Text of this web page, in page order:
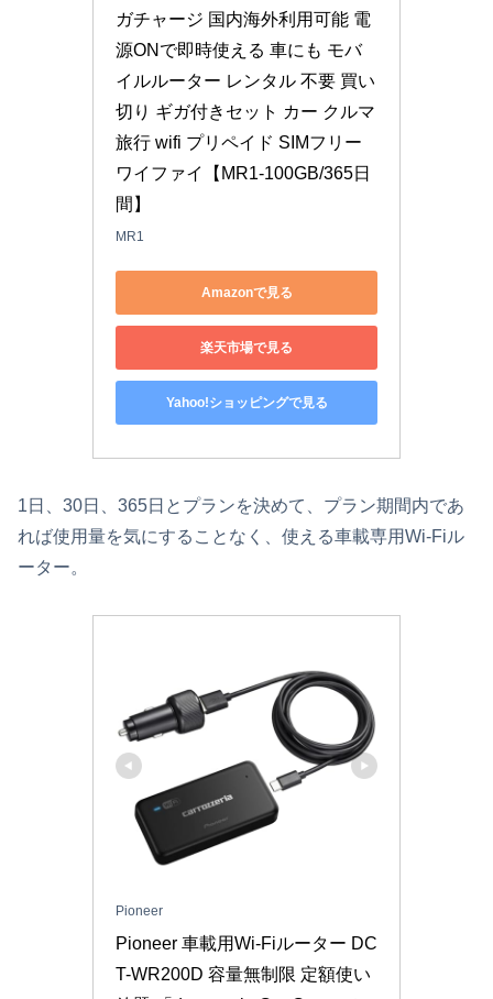
ガチャージ 国内海外利用可能 電
源ONで即時使える 車にも モバ
イルルーター レンタル 不要 買い
切り ギガ付きセット カー クルマ
旅行 wifi プリペイド SIMフリー
ワイファイ【MR1-100GB/365日
間】
MR1
Amazonで見る
楽天市場で見る
Yahoo!ショッピングで見る
1日、30日、365日とプランを決めて、プラン期間内であ
れば使用量を気にすることなく、使える車載専用Wi-Fiル
ーター。
Pioneer
Pioneer 車載用Wi-Fiルーター DC
T-WR200D 容量無制限 定額使い